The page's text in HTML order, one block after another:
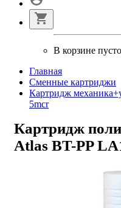
В корзине
Главная
Сменные картриджи
Картридж
5mcr
Картридж
Atlas BT-PP